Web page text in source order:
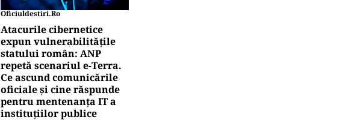
Oficiuldestiri.ro
Atacurile cibernetice
expun vulnerabilitățile
statului român: ANP
repetă scenariul e‑Terra.
Ce ascund comunicările
oficiale și cine răspunde
pentru mentenanța IT a
instituțiilor publice